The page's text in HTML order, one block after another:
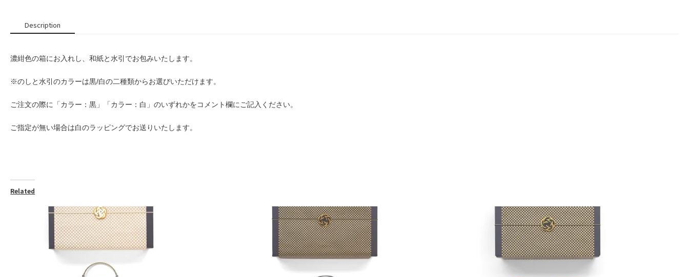
Description
濃紺色の箱にお入れし、和紙と水引でお包みいたします。
※のしと水引のカラーは黒/白の二種類からお選びいただけます。
ご注文の際に「カラー：黒」「カラー：白」のいずれかをコメント欄にご記入ください。
ご指定が無い場合は白のラッピングでお送りいたします。
Related